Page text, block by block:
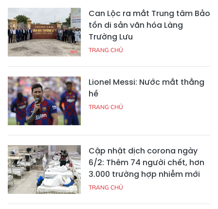
Can Lộc ra mắt Trung tâm Bảo
tồn di sản văn hóa Làng
Trường Lưu
TRANG CHỦ
Lionel Messi: Nước mắt thằng
hề
TRANG CHỦ
Cập nhật dịch corona ngày
6/2: Thêm 74 người chết, hơn
3.000 trường hợp nhiễm mới
TRANG CHỦ